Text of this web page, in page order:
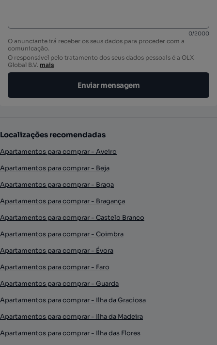
0/2000
O anunciante irá receber os seus dados para proceder com a
comunicação.
O responsável pelo tratamento dos seus dados pessoais é a OLX
Global B.V. mais
Enviar mensagem
Localizações recomendadas
Apartamentos para comprar - Aveiro
Apartamentos para comprar - Beja
Apartamentos para comprar - Braga
Apartamentos para comprar - Bragança
Apartamentos para comprar - Castelo Branco
Apartamentos para comprar - Coimbra
Apartamentos para comprar - Évora
Apartamentos para comprar - Faro
Apartamentos para comprar - Guarda
Apartamentos para comprar - Ilha da Graciosa
Apartamentos para comprar - Ilha da Madeira
Apartamentos para comprar - Ilha das Flores